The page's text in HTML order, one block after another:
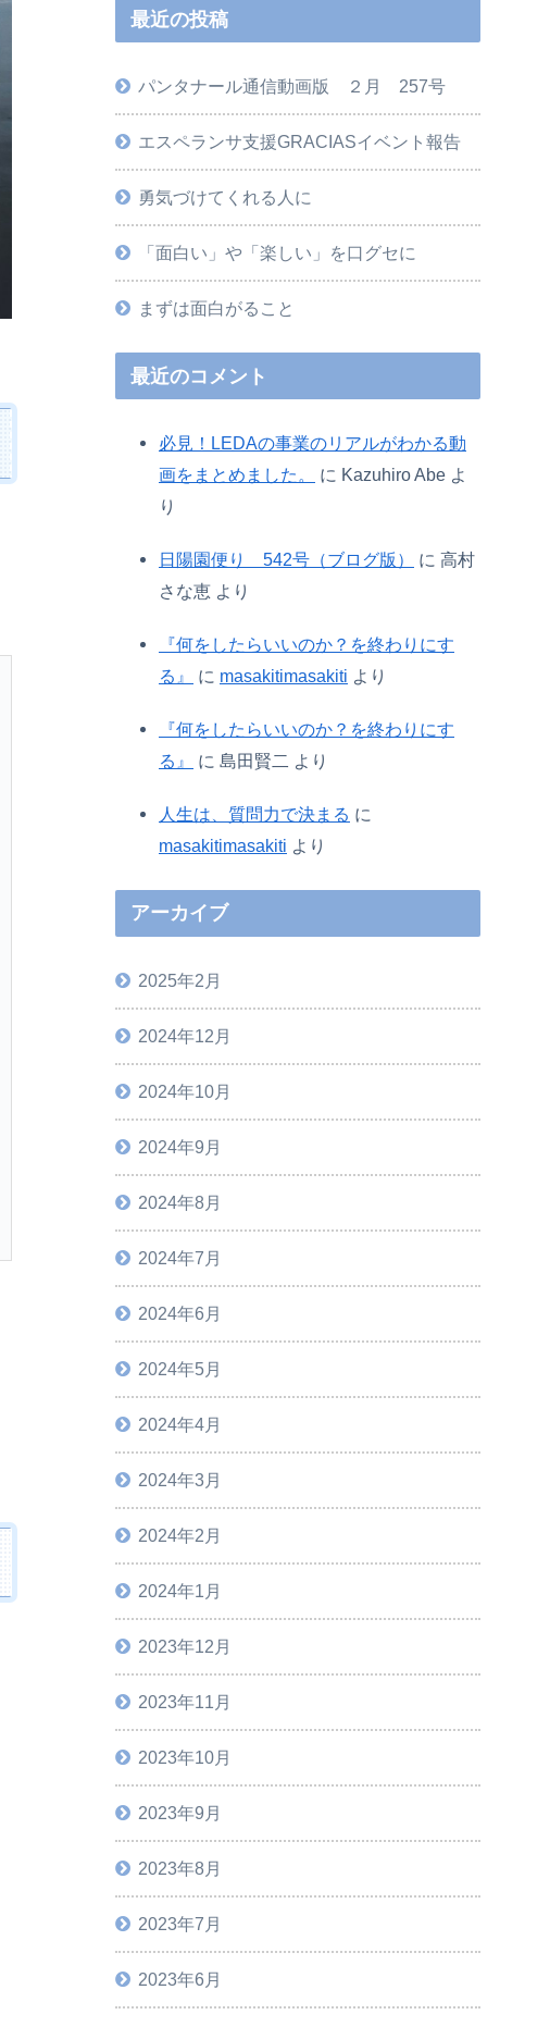
最近の投稿
パンタナール通信動画版 ２月 257号
エスペランサ支援GRACIASイベント報告
勇気づけてくれる人に
「面白い」や「楽しい」を口グセに
まずは面白がること
最近のコメント
必見！LEDAの事業のリアルがわかる動
画をまとめました。
に Kazuhiro Abe よ
り
日陽園便り 542号（ブログ版） に 高村
さな恵 より
『何をしたらいいのか？を終わりにす
る』
に masakitimasakiti より
『何をしたらいいのか？を終わりにす
る』
に 島田賢二 より
人生は、質問力で決まる に
masakitimasakiti より
アーカイブ
2025年2月
2024年12月
2024年10月
2024年9月
2024年8月
2024年7月
2024年6月
2024年5月
2024年4月
2024年3月
2024年2月
2024年1月
2023年12月
2023年11月
2023年10月
2023年9月
2023年8月
2023年7月
2023年6月